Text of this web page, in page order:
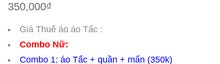
350,000₫
Giá Thuê áo áo Tấc :
Combo Nữ:
Combo 1: áo Tấc + quần + mấn (350k)